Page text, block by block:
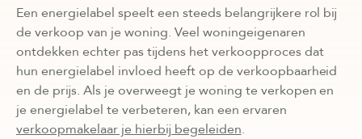
Een energielabel speelt een steeds belangrijkere rol bij
de verkoop van je woning. Veel woningeigenaren
ontdekken echter pas tijdens het verkoopproces dat
hun energielabel invloed heeft op de verkoopbaarheid
en de prijs. Als je overweegt je woning te verkopen en
je energielabel te verbeteren, kan een ervaren
verkoopmakelaar je hierbij begeleiden.